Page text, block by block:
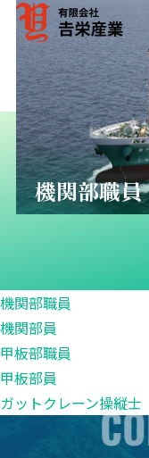
機関部職員
機関部職員
機関部員
甲板部職員
甲板部員
ガットクレーン操縦士